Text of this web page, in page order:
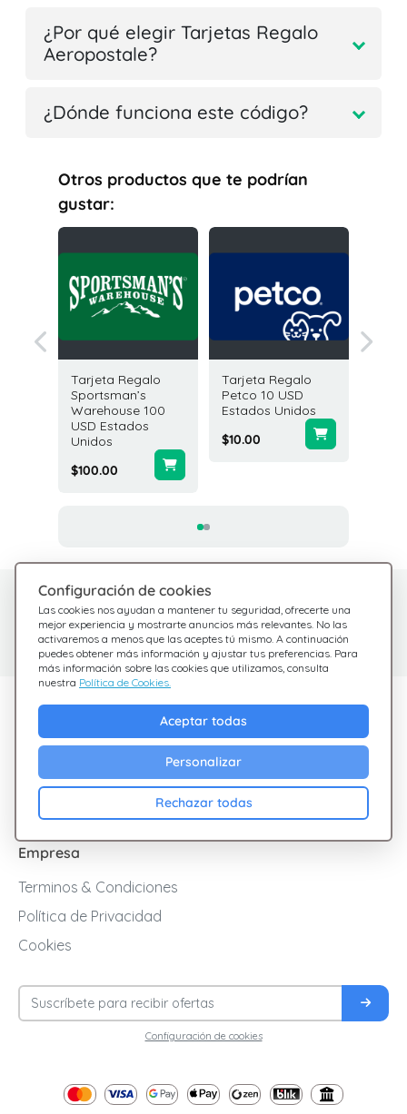
¿Por qué elegir Tarjetas Regalo
Aeropostale?
¿Dónde funciona este código?
Otros productos que te podrían
gustar:
Tarjeta Regalo
Sportsman’s
Warehouse 100
USD Estados
Unidos
$100.00
Tarjeta Regalo
Petco 10 USD
Estados Unidos
$10.00
Configuración de cookies
Las cookies nos ayudan a mantener tu seguridad, ofrecerte una
mejor experiencia y mostrarte anuncios más relevantes. No las
activaremos a menos que las aceptes tú mismo. A continuación
puedes obtener más información y ajustar tus preferencias. Para
más información sobre las cookies que utilizamos, consulta
nuestra Política de Cookies.
Aceptar todas
Personalizar
Rechazar todas
¿Tienes dudas?
Estamos aquí para
ayudarte
Consulta nuestras
preguntas frecuentes
Descubre Giftsy
Ofertas
Cashback
Empresa
Terminos & Condiciones
Política de Privacidad
Cookies
Configuración de cookies